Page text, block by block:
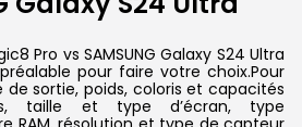
Pro vs SAMSUNG Galaxy S24 Ultra
pour faire votre choix.Pour
sortie, poids, coloris et capacités
taille et type d’écran, type